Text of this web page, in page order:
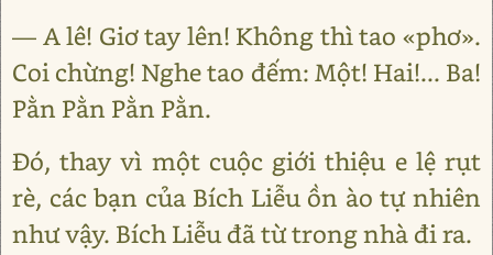
— A lê! Giơ tay lên! Không thì tao «phơ».
Coi chừng! Nghe tao đếm: Một! Hai!... Ba!
Pằn Pằn Pằn Pằn.
Đó, thay vì một cuộc giới thiệu e lệ rụt
rè, các bạn của Bích Liễu ồn ào tự nhiên
như vậy. Bích Liễu đã từ trong nhà đi ra.